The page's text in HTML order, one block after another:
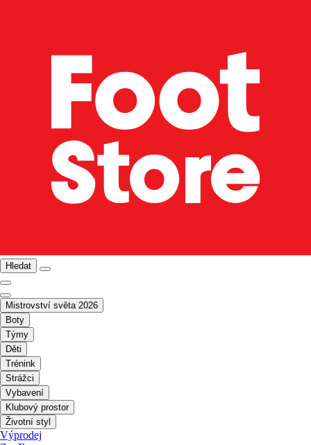
Hledat
Mistrovství světa 2026
Boty
Týmy
Děti
Trénink
Strážci
Vybavení
Klubový prostor
Životní styl
Výprodej